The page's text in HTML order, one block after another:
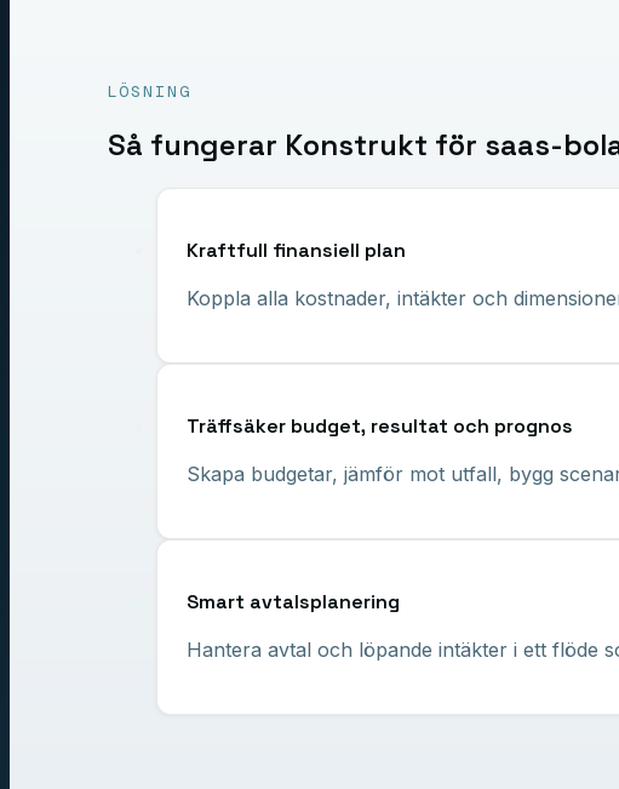
LÖSNING
Så fungerar Konstrukt för saas-
Kraftfull finansiell plan
Koppla alla kostnader, intäkter och
Träffsäker budget, resultat och prognos
Skapa budgetar, jämför mot utfall, bygg
Smart avtalsplanering
Hantera avtal och löpande intäkter i ett flöde